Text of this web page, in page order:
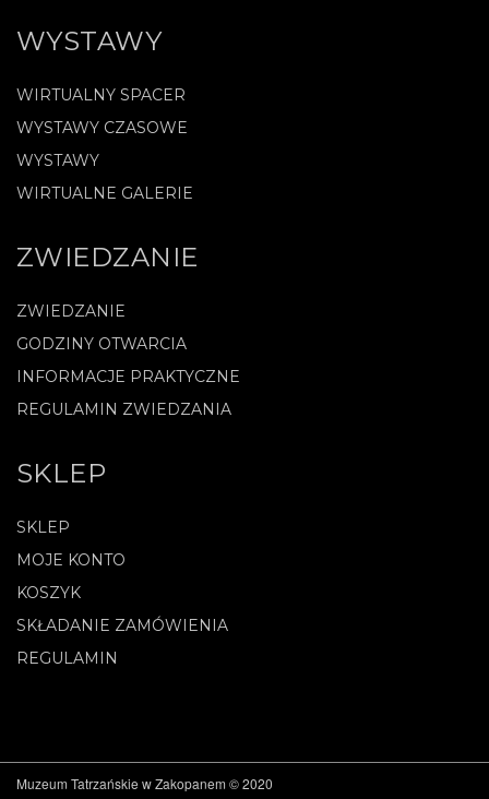
WYSTAWY
WIRTUALNY SPACER
WYSTAWY CZASOWE
WYSTAWY
WIRTUALNE GALERIE
ZWIEDZANIE
ZWIEDZANIE
GODZINY OTWARCIA
INFORMACJE PRAKTYCZNE
REGULAMIN ZWIEDZANIA
SKLEP
SKLEP
MOJE KONTO
KOSZYK
SKŁADANIE ZAMÓWIENIA
REGULAMIN
Muzeum Tatrzańskie w Zakopanem © 2020